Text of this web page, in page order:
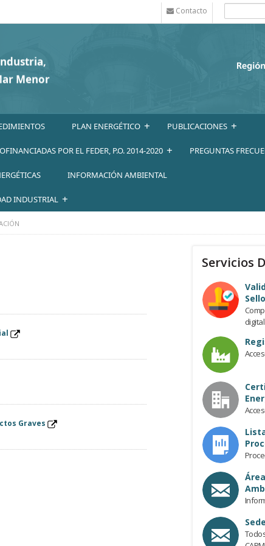
Contacto
PLAN ENERGÉTICO + PUBLICACIONES +
POR EL FEDER, P.O. 2014-2020 + PREGUNTAS
INFORMACIÓN AMBIENTAL
INDUSTRIAL +
Graves
Servicios